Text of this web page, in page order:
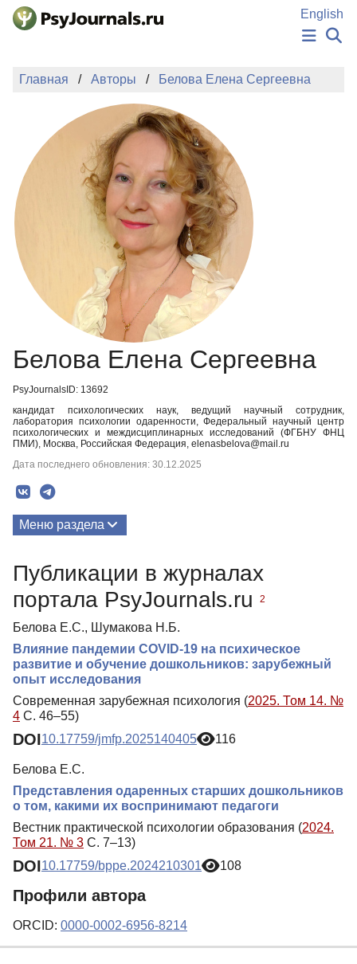
Перейти к основному содержанию
English
НОВОСТИ
АВТОРЫ
ПОДАТЬ РУКОПИСЬ
БАЗА ЗНАНИЙ
КЛЮЧЕВЫЕ СЛОВА
Регистрация
Главная Авторы Белова Елена Сергеевна
Белова Елена Сергеевна
PsyJournalsID: 13692
кандидат психологических наук, ведущий научный сотрудник,
лаборатория психологии одаренности, Федеральный научный центр
психологических и междисциплинарных исследований (ФГБНУ ФНЦ
ПМИ), Москва, Российская Федерация, elenasbelova@mail.ru
Дата последнего обновления: 30.12.2025
Меню раздела
Медиа-материалы
Публикации в журналах
портала PsyJournals.ru
2
Белова Е.С., Шумакова Н.Б.
Влияние пандемии COVID-19 на психическое
развитие и обучение дошкольников: зарубежный
опыт исследования
Современная зарубежная психология (2025. Том 14. №
4 С. 46–55)
DOI10.17759/jmfp.2025140405 116
Белова Е.С.
Представления одаренных старших дошкольников
о том, какими их воспринимают педагоги
Вестник практической психологии образования (2024.
Том 21. № 3 С. 7–13)
DOI10.17759/bppe.2024210301 108
Профили автора
ORCID: 0000-0002-6956-8214